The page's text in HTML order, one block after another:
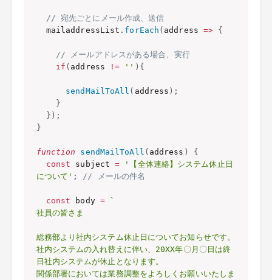
// 宛先ごとにメール作成、送信
  mailaddressList
. forEach ( address => {
// メールアドレスがある場合、実行
if ( address != '' ) {
sendMailToAll ( address ) ;
}
} ) ;
}
function sendMailToAll ( address )
{
const subject =
'【全体連絡】システム休止日
について' ; // メールの件名
const body =
`
社員の皆さま
総務部より社内システム休止日についてお知らせです。
社内システムの入れ替えに伴い、20XX年〇月〇日は終
日社内システムが休止となります。
関係部署においては業務調整をよろしくお願いいたしま